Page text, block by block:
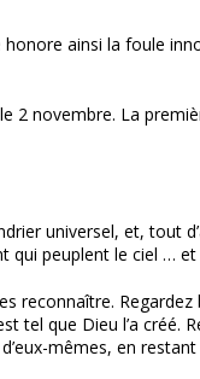
ainsi la foule
novembre. La
universel, et, tout
peuplent le ciel …
reconnaître.
que Dieu l’a créé.
mêmes, en